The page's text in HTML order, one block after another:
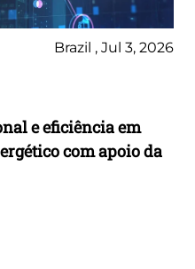
Brazil , Jul 3, 2026
e eficiência em
com apoio da